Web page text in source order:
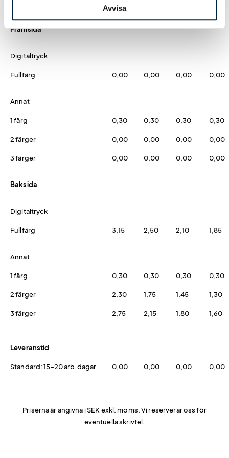
Avvisa
Framsida
Digitaltryck
Fullfärg 0,00 0,00 0,00 0,00
Annat
1 färg 0,30 0,30 0,30 0,30
2 färger 0,00 0,00 0,00 0,00
3 färger 0,00 0,00 0,00 0,00
Baksida
Digitaltryck
Fullfärg 3,15 2,50 2,10 1,85
Annat
1 färg 0,30 0,30 0,30 0,30
2 färger 2,30 1,75 1,45 1,30
3 färger 2,75 2,15 1,80 1,60
Leveranstid
Standard: 15-20 arb.dagar 0,00 0,00 0,00 0,00
Priserna är angivna i SEK exkl. moms. Vi reserverar oss för
eventuella skrivfel.